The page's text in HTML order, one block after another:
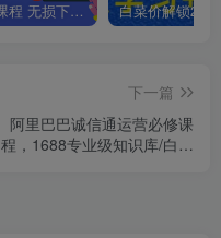
全网VIP课程 无损下载~
下一篇
阿里巴巴诚信通运营必修课
程，​1688专业级知识库/白皮